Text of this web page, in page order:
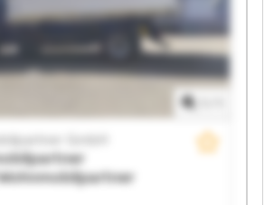
GmbH TH
GmbH TH Wohnmobilpartner
GmbH
Wohnmobilpartner